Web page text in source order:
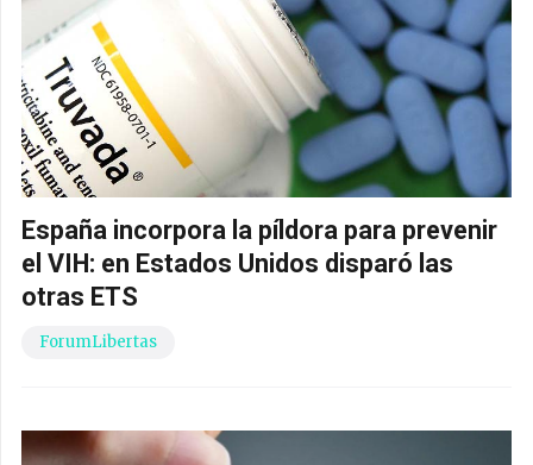
España incorpora la píldora para prevenir
el VIH: en Estados Unidos disparó las
otras ETS
ForumLibertas